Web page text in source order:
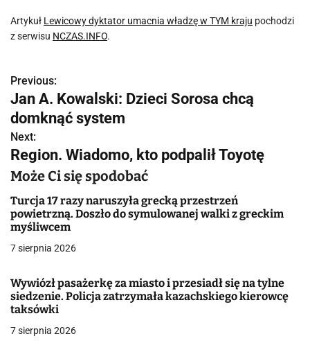
Artykuł Lewicowy dyktator umacnia władzę w TYM kraju pochodzi
z serwisu NCZAS.INFO.
N
a
w
i
a
c
a
Previous:
Jan A. Kowalski: Dzieci Sorosa chcą
domknąć system
Next:
Region. Wiadomo, kto podpalił Toyotę
Może Ci się spodobać
Turcja 17 razy naruszyła grecką przestrzeń
powietrzną. Doszło do symulowanej walki z greckim
myśliwcem
7 sierpnia 2026
Wywiózł pasażerkę za miasto i przesiadł się na tylne
siedzenie. Policja zatrzymała kazachskiego kierowcę
taksówki
7 sierpnia 2026